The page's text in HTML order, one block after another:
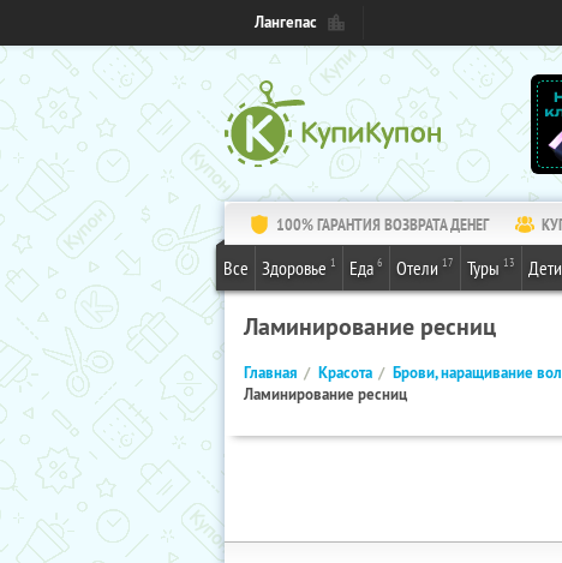
Лангепас
100% ГАРАНТИЯ ВОЗВРАТА ДЕНЕГ
Все Здоровье 1 Еда 6 Отели 17 Туры 13 Дети
Ламинирование ресниц
Главная Красота
Брови, наращивание
Ламинирование ресниц